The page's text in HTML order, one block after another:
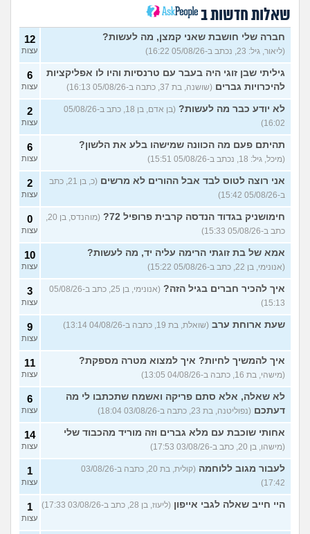
ומשתוללת (רק נכד, בן 28)
האם אח שלי מקנא/שונא את
אשתי?
(אורי, בן 33)
8
עצות
הבת שלי מדוכדכת שאני ואביה
מבוגרים... איך מתמודדים? (.,
בת 45)
עצות
יש לי אפוטרופוס ואני לא מבין
למה
(זורו, בן 40)
5
עצות
לא יודע מה לעשות יותר עם
המשפחה שלי (יורם, בן 23) עצות
בן 10 לא רוצה שאנחנו ההורים
נהיה נוכחים במסיבת סיום של
הכיתה
(גורי, בן 42)
9
עצות
הטוב להשאר בבגד לאורך זמן
???
(מתלמדת, בת 50)
7
עצות
איך לומר להורים שאני רוצה
להיות חילוני?
(אהרן, בן 17)
9
עצות
עוד שאלות חדשות במדור
שאלות חדשות ב
חברה שלי חושבת שאני קמצן, מה לעשות?
(ליאור, גיל: 23, נכתב ב-05/08/26 16:22)
12
עצות
גיליתי שבן זוגי היה בעבר עם טרנסיות והיו לו אפליקציות
להיכרויות גברים (שושנה, בת 37, כתבה ב-05/08/26 16:13)
6
עצות
לא יודע כבר מה לעשות?
(בן אדם, בן 18, כתב ב-05/08/26
16:02)
2
עצות
תהיתם פעם מה הכוונה שמישהו בלע את הלשון?
(מיכל, גיל: 18, נכתב ב-05/08/26 15:51)
6
עצות
אני רוצה לטוס לבד אבל ההורים לא מרשים
(כ, בן 21, כתב
ב-05/08/26 15:42)
2
עצות
חימושניק בגדוד הנדסה קרבית פרופיל 72?
(מוהנדס, בן 20,
כתב ב-05/08/26 15:33)
0
עצות
אמא של בת זוגתי הרימה עליה יד, מה לעשות?
(אנונימי, בן 22, כתב ב-05/08/26 15:22)
10
עצות
איך להכיר חברים בגיל הזה?
(אנונימי, בן 25, כתב ב-05/08/26
15:13)
3
עצות
שעת ארוחת ערב (שואלת, בת 19, כתבה ב-04/08/26 13:14) 9
עצות
איך להמשיך לחיות? איך למצוא מטרה מספקת?
(מישהי, בת 16, כתבה ב-04/08/26 13:05)
11
עצות
לא שאלה, אלא סתם פריקה ואשמח שתכתבו לי מה
דעתכם (נפוליטנה, בת 23, כתבה ב-03/08/26 18:04)
6
עצות
אחותי שוכבת עם מלא גברים וזה מוריד מהכבוד שלי
(מישהו, בן 20, כתב ב-03/08/26 17:53)
14
עצות
לעבור מגוב ללוחמה
(קולית, בת 20, כתבה ב-03/08/26
17:42)
1
עצות
היי חייב שאלה לגבי אייפון (ליעוז, בן 28, כתב ב-03/08/26 17:33) 1
עצות